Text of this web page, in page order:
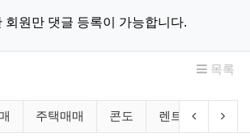
회원만 댓글 등록이 가능합니다.
목록
류 목록
주택매매 콘도 렌트 룸메이
이전 분류
다